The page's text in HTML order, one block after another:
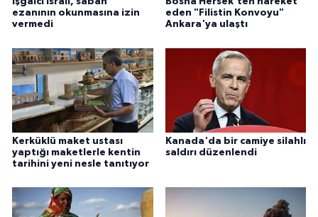
ezanının okunmasına izin
vermedi
eden "Filistin Konvoyu"
Ankara'ya ulaştı
Kerküklü maket ustası
yaptığı maketlerle kentin
tarihini yeni nesle tanıtıyor
Kanada'da bir camiye silahlı
saldırı düzenlendi
Karaman Müftülüğü
Kars Müftülüğü
Kastamonu Müftülüğü
Kayseri Müftülüğü
Kilis Müftülüğü
Kırıkkale Müftülüğü